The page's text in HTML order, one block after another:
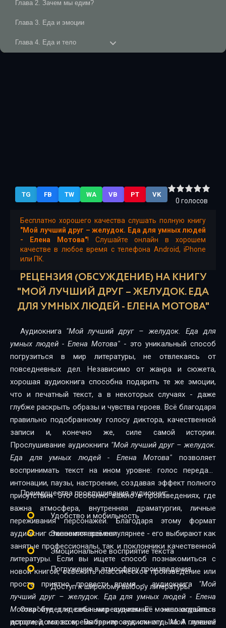
Глава 2. Зачем мы едим?
Глава 3. Еда и эмоции
Глава 4. Еда и тело
TG FB TW WA VB PT VK
0 голосов
Бесплатно хорошего качества слушать полную книгу
"Мой лучший друг – желудок. Еда для умных людей
- Елена Мотова"! Слушайте онлайн в хорошем
качестве в любое время с телефона Android, iPhone
или ПК.
РЕЦЕНЗИЯ (ОБСУЖДЕНИЕ) НА КНИГУ
"МОЙ ЛУЧШИЙ ДРУГ – ЖЕЛУДОК. ЕДА
ДЛЯ УМНЫХ ЛЮДЕЙ - ЕЛЕНА МОТОВА"
Аудиокнига "Мой лучший друг – желудок. Еда для
умных людей - Елена Мотова" - это уникальный способ
погрузиться в мир литературы, не отвлекаясь от
повседневных дел. Независимо от жанра и сюжета,
хорошая аудиокнига способна подарить те же эмоции,
что и печатный текст, а в некоторых случаях - даже
глубже раскрыть образы и чувства героев. Всё благодаря
правильно подобранному голосу диктора, качественной
записи и, конечно же, силе самой истории.
Прослушивание аудиокниги "Мой лучший друг – желудок.
Еда для умных людей - Елена Мотова" позволяет
воспринимать текст на ином уровне: голос передаёт
интонации, паузы, настроение, создавая эффект полного
присутствия. Это особенно важно в произведениях, где
важна атмосфера, внутренняя драматургия, личные
переживания персонажей. Благодаря этому формат
аудиокниг становится всё популярнее - его выбирают как
занятые профессионалы, так и поклонники качественной
литературы. Если вы ищете способ познакомиться с
новой книгой, освежить классическое произведение или
просто приятно провести время - аудиокнига "Мой
лучший друг – желудок. Еда для умных людей - Елена
Мотова"будет идеальным решением. Её можно слушать в
дороге, дома, во время тренировок или отдыха. А главное
Преимущества прослушивания аудиокниг:
Удобство и мобильность
Экономия времени
Эмоциональное восприятие текста
Погружение в атмосферу произведения
Доступ к широкому выбору литературы
Откройте для себя мир аудиокниг - наслаждайтесь
историей голосом. Выберите аудиокнигу"Мой лучший